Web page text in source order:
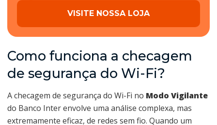
VISITE NOSSA LOJA
Como funciona a checagem
de segurança do Wi-Fi?
A checagem de segurança do Wi-Fi no Modo Vigilante
do Banco Inter envolve uma análise complexa, mas
extremamente eficaz, de redes sem fio. Quando um